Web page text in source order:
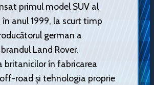
primul model SUV al
în anul 1999, la scurt timp
german a
Land Rover.
britanicilor în fabricarea
road și tehnologia proprie